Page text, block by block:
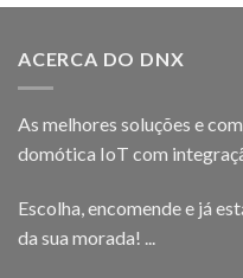
ACERCA DO DNX
As melhores soluções e
domótica IoT com
Escolha, encomende e já
da sua morada! ...